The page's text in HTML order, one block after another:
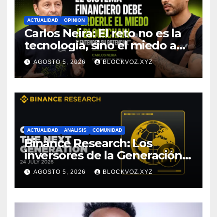
ACTUALIDAD OPINION
Carlos Neira: El reto no es la
tecnología, sino el miedo a
entenderla
AGOSTO 5, 2026 BLOCKVOZ.XYZ
ACTUALIDAD ANALISIS COMUNIDAD
Binance Research: Los
inversores de la Generación Z
empiezan más jóvenes y
muestran mayor disciplina
financiera
AGOSTO 5, 2026 BLOCKVOZ.XYZ